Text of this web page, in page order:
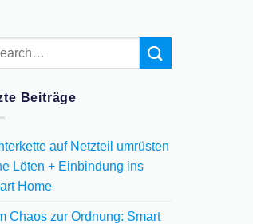
Beiträge
auf Netzteil umrüsten
Löten + Einbindung ins
Home
Chaos zur Ordnung: Smart